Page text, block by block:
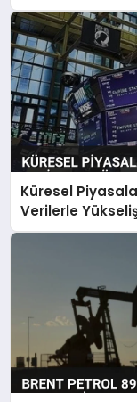
Küresel
Verilerle